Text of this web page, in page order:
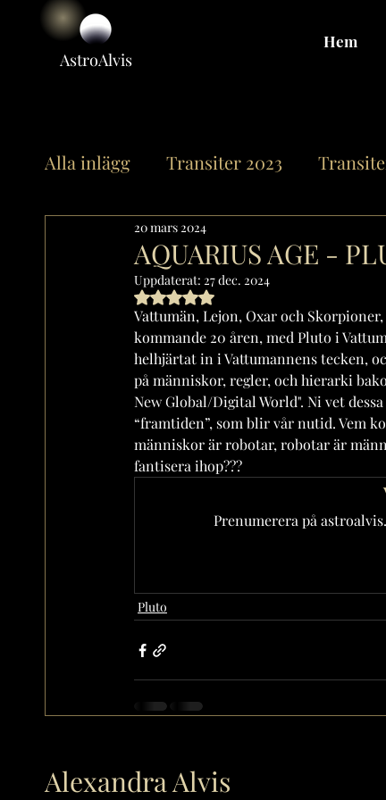
AstroAlvis
Hem
Alla inlägg Transiter 2023
Offentliga horoskop
Merkurius Venus Mars
Mån-Noderna Neptunus Pluto
AQUARIUS AGE -
20 mars 2024
Uppdaterat: 27 dec. 2024
Betygsatt till NaN av 5 stjärnor.
Vattumän, Lejon, Oxar och
kommande 20 åren, med Pluto i
helhjärtat in i Vattumannens tecken,
på människor, regler, och hierarki
New Global/Digital World". Ni vet
“framtiden”, som blir vår nutid. Vem
människor är robotar, robotar är
fantisera ihop???
Prenumerera på
Pluto
Alexandra Alvis